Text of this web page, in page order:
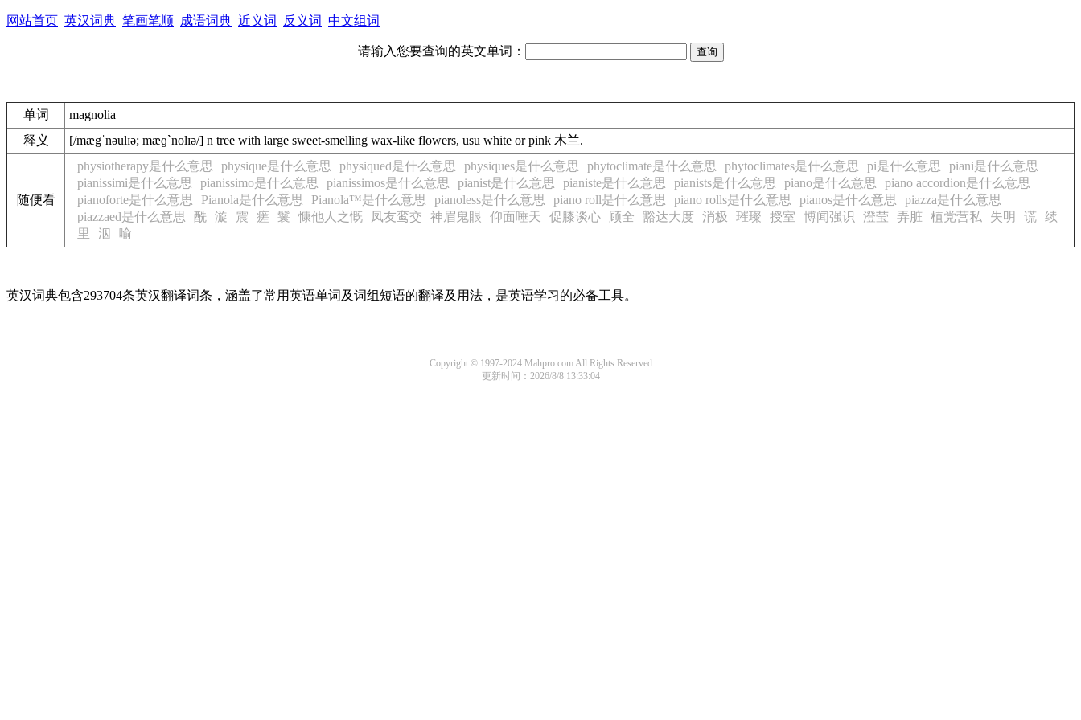
网站首页 英汉词典 笔画笔顺 成语词典 近义词 反义词 中文组词
请输入您要查询的英文单词：
单词
magnolia
释义
[/mægˈnəulɪə; mæɡˋnolɪə/] n tree with large sweet-smelling wax-like flowers, usu white or pink 木兰.
随便看
physiotherapy是什么意思 physique是什么意思 physiqued是什么意思 physiques是什么意思 phytoclimate是什么意思 phytoclimates是什么意思 pi是什么意思
piani是什么意思
pianissimi是什么意思
pianissimo是什么意思 pianissimos是什么意思 pianist是什么意思 pianiste是什么意思 pianists是什么意思 piano是什么意思
piano accordion是什么意思
pianoforte是什么意思
Pianola是什么意思 Pianola™是什么意思 pianoless是什么意思 piano roll是什么意思 piano rolls是什么意思 pianos是什么意思
piazza是什么意思
piazzaed是什么意思
酰 漩 震 瘥 鬟 慷他人之慨 凤友鸾交 神眉鬼眼 仰面唾天 促膝谈心 顾全 豁达大度 消极 璀璨 授室 博闻强识 澄莹 弄脏 植党营私 失明 谎 续
里
泅 喻
英汉词典包含293704条英汉翻译词条，涵盖了常用英语单词及词组短语的翻译及用法，是英语学习的必备工具。
Copyright © 1997-2024 Mahpro.com All Rights Reserved
更新时间：2026/8/8 13:33:04